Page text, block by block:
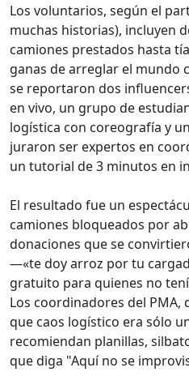
Los voluntarios, según el
muchas historias), incluyen
camiones prestados hasta
ganas de arreglar el mundo
se reportaron dos
en vivo, un grupo de
logística con coreografía y
juraron ser expertos en
un tutorial de 3 minutos en
El resultado fue un
camiones bloqueados por
donaciones que se
—«te doy arroz por tu
gratuito para quienes no
Los coordinadores del PMA,
que caos logístico era sólo
recomiendan planillas,
que diga "Aquí no se